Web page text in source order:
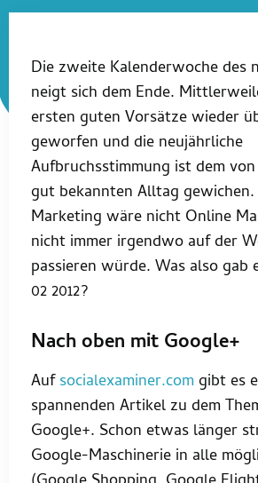
Die zweite Kalenderwoche des
neigt sich dem Ende.
ersten guten Vorsätze wieder
geworfen und die neujährliche
Aufbruchsstimmung ist dem von
gut bekannten Alltag
Marketing wäre nicht Online
nicht immer irgendwo auf der
passieren würde. Was also gab
02 2012?
Nach oben mit Google+
Aufsocialexaminer.com gibt es
spannenden Artikel zu dem
Google+. Schon etwas länger
Google-Maschinerie in alle